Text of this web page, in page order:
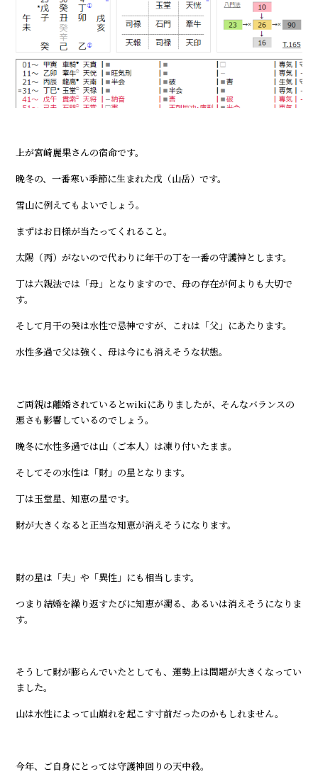
上が宮崎麗果さんの宿命です。
晩冬の、一番寒い季節に生まれた戊（山岳）です。
雪山に例えてもよいでしょう。
まずはお日様が当たってくれること。
太陽（丙）がないので代わりに年干の丁を一番の守護神とします。
丁は六親法では「母」となりますので、母の存在が何よりも大切で
す。
そして月干の癸は水性で忌神ですが、これは「父」にあたります。
水性多過で父は強く、母は今にも消えそうな状態。
ご両親は離婚されているとwikiにありましたが、そんなバランスの
悪さも影響しているのでしょう。
晩冬に水性多過では山（ご本人）は凍り付いたまま。
そしてその水性は「財」の星となります。
丁は玉堂星、知恵の星です。
財が大きくなると正当な知恵が消えそうになります。
財の星は「夫」や「異性」にも相当します。
つまり結婚を繰り返すたびに知恵が濁る、あるいは消えそうになりま
す。
そうして財が膨らんでいたとしても、運勢上は問題が大きくなってい
ました。
山は水性によって山崩れを起こす寸前だったのかもしれません。
今年、ご自身にとっては守護神回りの天中殺。